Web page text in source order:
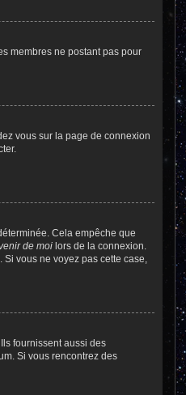
membres ne postant pas pour
vous sur la page de connexion
Cela empêche que
de moi lors de la connexion.
vous ne voyez pas cette case,
fournissent aussi des
Si vous rencontrez des